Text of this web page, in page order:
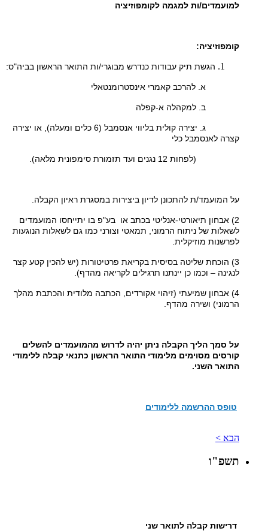
למועמדים/ות למגמה לקומפוזיציה
קומפוזיציה:
הגשת תיק עבודות כנדרש מבוגרי/ות התואר הראשון בביה"ס:
א. להרכב קאמרי אינסטרומנטאלי
ב. למקהלה א-קפלה
ג. יצירה קולית בליווי אנסמבל (6 כלים ומעלה), או יצירה
קצרה לאנסמבל כלי
(לפחות 12 נגנים ועד תזמורת סימפונית מלאה).
על המועמד/ת להתכונן לדיון ביצירות במסגרת ראיון הקבלה.
2) אבחון תיאורטי-אנליטי בכתב או בע"פ בו יתייחסו המועמדים
לשאלות של ניתוח הרמוני, תמאטי וצורני כמו גם לשאלות הנוגעות
לפרשנות מוזיקלית.
3) הוכחת שליטה בסיסית בקריאת פרטיטורות (יש להכין קטע קצר
לנגינה – וכמו כן יינתנו תרגילים לקריאה מהדף).
4) אבחון שמיעתי (זיהוי אקורדים, הכתבה מלודית והכתבת מהלך
הרמוני) ושירה מהדף.
על סמך הליך הקבלה ניתן יהיה לדרוש מהמועמדים להשלים
קורסים מסוימים מלימודי התואר הראשון כתנאי קבלה ללימודי
התואר השני.
טופס ההרשמה ללימודים
הבא >
תשפ"ו
דרישות קבלה לתואר שני